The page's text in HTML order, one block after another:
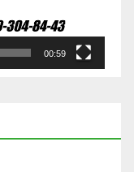
00:59